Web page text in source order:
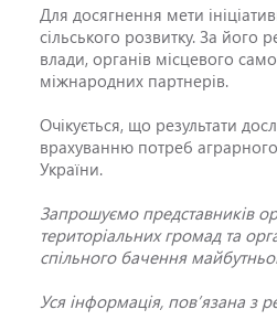
Для досягнення мети
сільського розвитку. За його
влади, органів місцевого
міжнародних партнерів.
Очікується, що результати
врахуванню потреб аграрного
України.
Запрошуємо представників
територіальних громад та
спільного бачення
Уся інформація, пов’язана з